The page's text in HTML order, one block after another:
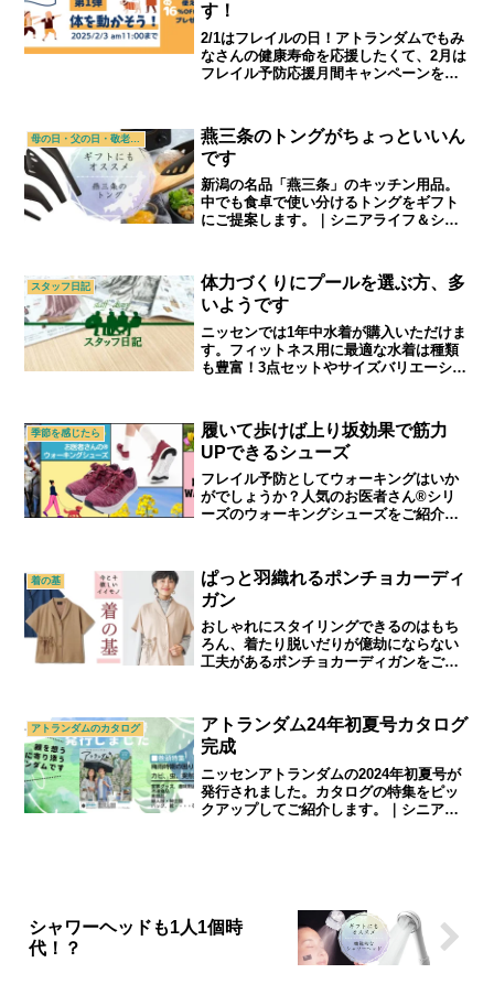
す！
2/1はフレイルの日！アトランダムでもみ
なさんの健康寿命を応援したくて、2月は
フレイル予防応援月間キャンペーンを行
シニアライフ＆シニアファッション通販
ショップ「アトランダム」
燕三条のトングがちょっといいん
です
新潟の名品「燕三条」のキッチン用品。
中でも食卓で使い分けるトングをギフト
にご提案します。｜シニアライフ＆シニ
スタッフ日記
体力づくりにプールを選ぶ方、多
いようです
ニッセンでは1年中水着が購入いただけま
す。フィットネス用に最適な水着は種類
も豊富！3点セットやサイズバリエーショ
フ＆シニアファッションショップ「アト
ランダム」
季節を感じたら
履いて歩けば上り坂効果で筋力
UPできるシューズ
フレイル予防としてウォーキングはいか
がでしょうか？人気のお医者さん®シリ
ーズのウォーキングシューズをご紹介し
着の基
ぱっと羽織れるポンチョカーディ
ガン
おしゃれにスタイリングできるのはもち
ろん、着たり脱いだりが億劫にならない
工夫があるポンチョカーディガンをご紹
ション通販ショップ「アトランダム」
アトランダムのカタログ
アトランダム24年初夏号カタログ
完成
ニッセンアトランダムの2024年初夏号が
発行されました。カタログの特集をピッ
クアップしてご紹介します。｜シニアラ
シャワーヘッドも1人1個時
代！？